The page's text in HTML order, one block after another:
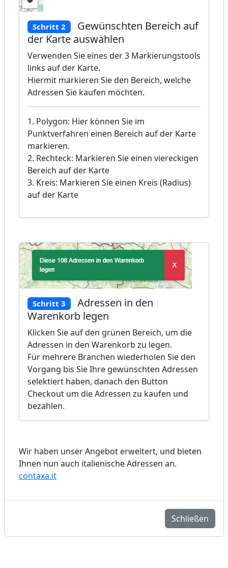
Schritt 2
Gewünschten Bereich auf
der Karte auswählen
Verwenden Sie eines der 3 Markierungstools
links auf der Karte.
Hiermit markieren Sie den Bereich, welche
Adressen Sie kaufen möchten.
1. Polygon: Hier können Sie im
Punktverfahren einen Bereich auf der Karte
markieren.
2. Rechteck: Markieren Sie einen viereckigen
Bereich auf der Karte
3. Kreis: Markieren Sie einen Kreis (Radius)
auf der Karte
Schritt 3
Adressen in den
Warenkorb legen
Klicken Sie auf den grünen Bereich, um die
Adressen in den Warenkorb zu legen.
Für mehrere Branchen wiederholen Sie den
Vorgang bis Sie Ihre gewünschten Adressen
selektiert haben, danach den Button
Checkout um die Adressen zu kaufen und
bezahlen.
Wir haben unser Angebot erweitert, und bieten
Ihnen nun auch italienische Adressen an.
contaxa.it
Schließen